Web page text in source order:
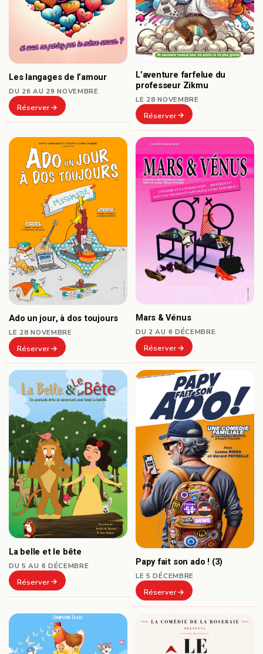
Les langages de l’amour
DU 26 AU 29 NOVEMBRE
Réserver
L’aventure farfelue du
professeur Zikmu
LE 28 NOVEMBRE
Réserver
Ado un jour, à dos toujours
LE 28 NOVEMBRE
Réserver
Mars & Vénus
DU 2 AU 6 DÉCEMBRE
Réserver
La belle et le bête
DU 5 AU 6 DÉCEMBRE
Réserver
Papy fait son ado ! (3)
LE 5 DÉCEMBRE
Réserver